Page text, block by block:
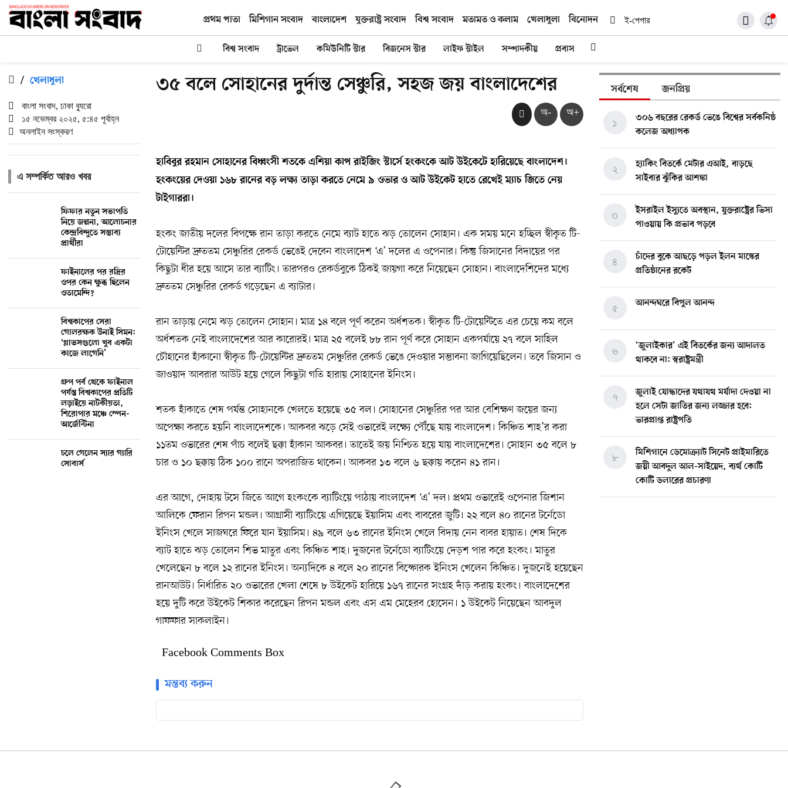
প্রথম পাতা মিশিগান সংবাদ বাংলাদেশ যুক্তরাষ্ট্র সংবাদ বিশ্ব সংবাদ মতামত ও কলাম খেলাধুলা বিনোদন ই-পেপার
বিশ্ব সংবাদ ট্রাভেল কমিউনিটি স্টার বিজনেস স্টার লাইফ স্টাইল সম্পাদকীয় প্রবাস
/ খেলাধুলা
বাংলা সংবাদ, ঢাকা ব্যুরো
১৫ নভেম্বর ২০২৫, ৫:৪৫ পূর্বাহ্ন
অনলাইন সংস্করণ
এ সম্পর্কিত আরও খবর
ফিফার নতুন সভাপতি
নিয়ে জল্পনা, আলোচনার
কেন্দ্রবিন্দুতে সম্ভাব্য
প্রার্থীরা
ফাইনালের পর রদ্রির
ওপর কেন ক্ষুব্ধ ছিলেন
ওতামেন্দি?
বিশ্বকাপের সেরা
গোলরক্ষক উনাই সিমন:
‘গ্লাভসগুলো খুব একটা
কাজে লাগেনি’
গ্রুপ পর্ব থেকে ফাইনাল
পর্যন্ত বিশ্বকাপের প্রতিটি
লড়াইয়ে নাটকীয়তা,
শিরোপার মঞ্চে স্পেন-
আর্জেন্টিনা
চলে গেলেন স্যার গ্যারি
সোবার্স
৩৫ বলে সোহানের দুর্দান্ত সেঞ্চুরি, সহজ জয় বাংলাদেশের
অ- অ+
হাবিবুর রহমান সোহানের বিধ্বংসী শতকে এশিয়া কাপ রাইজিং স্টার্সে হংকংকে আট উইকেটে হারিয়েছে বাংলাদেশ।
হংকংয়ের দেওয়া ১৬৮ রানের বড় লক্ষ্য তাড়া করতে নেমে ৯ ওভার ও আট উইকেট হাতে রেখেই ম্যাচ জিতে নেয়
টাইগাররা।
হংকং জাতীয় দলের বিপক্ষে রান তাড়া করতে নেমে ব্যাট হাতে ঝড় তোলেন সোহান। এক সময় মনে হচ্ছিল স্বীকৃত টি-
টোয়েন্টির দ্রুততম সেঞ্চুরির রেকর্ড ভেঙেই দেবেন বাংলাদেশ ‘এ’ দলের এ ওপেনার। কিন্তু জিসানের বিদায়ের পর
কিছুটা ধীর হয়ে আসে তার ব্যাটিং। তারপরও রেকর্ডবুকে ঠিকই জায়গা করে নিয়েছেন সোহান। বাংলাদেশিদের মধ্যে
দ্রুততম সেঞ্চুরির রেকর্ড গড়েছেন এ ব্যাটার।
রান তাড়ায় নেমে ঝড় তোলেন সোহান। মাত্র ১৪ বলে পূর্ণ করেন অর্ধশতক। স্বীকৃত টি-টোয়েন্টিতে এর চেয়ে কম বলে
অর্ধশতক নেই বাংলাদেশের আর কারোরই। মাত্র ২৫ বলেই ৮৮ রান পূর্ণ করে সোহান একপর্যায়ে ২৭ বলে সাহিল
চৌহানের হাঁকানো স্বীকৃত টি-টোয়েন্টির দ্রুততম সেঞ্চুরির রেকর্ড ভেঙে দেওয়ার সম্ভাবনা জাগিয়েছিলেন। তবে জিসান ও
জাওয়াদ আবরার আউট হয়ে গেলে কিছুটা গতি হারায় সোহানের ইনিংস।
শতক হাঁকাতে শেষ পর্যন্ত সোহানকে খেলতে হয়েছে ৩৫ বল। সোহানের সেঞ্চুরির পর আর বেশিক্ষণ জয়ের জন্য
অপেক্ষা করতে হয়নি বাংলাদেশকে। আকবর ঝড়ে সেই ওভারেই লক্ষ্যে পৌঁছে যায় বাংলাদেশ। কিঞ্চিত শাহ’র করা
১১তম ওভারের শেষ পাঁচ বলেই ছক্কা হাঁকান আকবর। তাতেই জয় নিশ্চিত হয়ে যায় বাংলাদেশের। সোহান ৩৫ বলে ৮
চার ও ১০ ছক্কায় ঠিক ১০০ রানে অপরাজিত থাকেন। আকবর ১৩ বলে ৬ ছক্কায় করেন ৪১ রান।
এর আগে, দোহায় টসে জিতে আগে হংকংকে ব্যাটিংয়ে পাঠায় বাংলাদেশ ‘এ’ দল। প্রথম ওভারেই ওপেনার জিশান
আলিকে ফেরান রিপন মন্ডল। আগ্রাসী ব্যাটিংয়ে এগিয়েছে ইয়াসিম এবং বাবরের জুটি। ২২ বলে ৪০ রানের টর্নেডো
ইনিংস খেলে সাজঘরে ফিরে যান ইয়াসিম। ৪৯ বলে ৬৩ রানের ইনিংস খেলে বিদায় নেন বাবর হায়াত। শেষ দিকে
ব্যাট হাতে ঝড় তোলেন শিভ মাতুর এবং কিঞ্চিত শাহ। দুজনের টর্নেডো ব্যাটিংয়ে দেড়শ পার করে হংকং। মাতুর
খেলেছেন ৮ বলে ১২ রানের ইনিংস। অন্যদিকে ৪ বলে ২০ রানের বিস্ফোরক ইনিংস খেলেন কিঞ্চিত। দুজনেই হয়েছেন
রানআউট। নির্ধারিত ২০ ওভারের খেলা শেষে ৮ উইকেট হারিয়ে ১৬৭ রানের সংগ্রহ দাঁড় করায় হংকং। বাংলাদেশের
হয়ে দুটি করে উইকেট শিকার করেছেন রিপন মন্ডল এবং এস এম মেহেরব হোসেন। ১ উইকেট নিয়েছেন আবদুল
গাফফার সাকলাইন।
Facebook Comments Box
মন্তব্য করুন
সর্বশেষ জনপ্রিয়
৩০৬ বছরের রেকর্ড ভেঙে বিশ্বের সর্বকনিষ্ঠ
কলেজ অধ্যাপক
১
হ্যাকিং বিতর্কে মেটার এআই, বাড়ছে
সাইবার ঝুঁকির আশঙ্কা
২
ইসরাইল ইস্যুতে অবস্থান, যুক্তরাষ্ট্রের ভিসা
পাওয়ায় কি প্রভাব পড়বে
৩
চাঁদের বুকে আছড়ে পড়ল ইলন মাস্কের
প্রতিষ্ঠানের রকেট
৪
আনন্দঘরে বিপুল আনন্দ
৫
‘জুলাইকার’ এই বিতর্কের জন্য আদালত
থাকবে না: স্বরাষ্ট্রমন্ত্রী
৬
জুলাই যোদ্ধাদের যথাযথ মর্যাদা দেওয়া না
হলে সেটা জাতির জন্য লজ্জার হবে:
ভারপ্রাপ্ত রাষ্ট্রপতি
৭
মিশিগানে ডেমোক্র্যাট সিনেট প্রাইমারিতে
জয়ী আবদুল আল-সাইয়েদ, ব্যর্থ কোটি
কোটি ডলারের প্রচারণা
৮